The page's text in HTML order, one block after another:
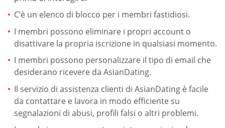
C’è un elenco di blocco per i membri fastidiosi.
I membri possono eliminare i propri account o
disattivare la propria iscrizione in qualsiasi momento.
I membri possono personalizzare il tipo di email che
desiderano ricevere da AsianDating.
Il servizio di assistenza clienti di AsianDating è facile
da contattare e lavora in modo efficiente su
segnalazioni di abusi, profili falsi o altri problemi.